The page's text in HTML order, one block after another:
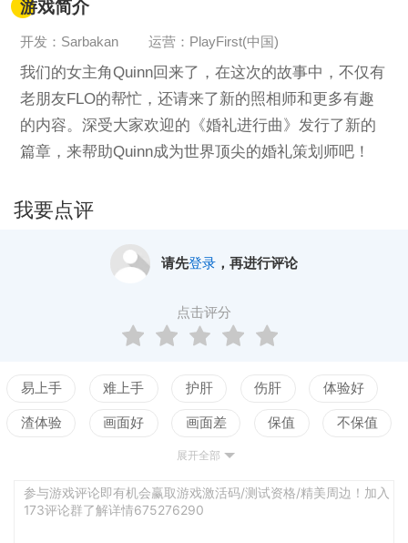
游戏简介
开发：Sarbakan 运营：PlayFirst(中国)
我们的女主角Quinn回来了，在这次的故事中，不仅有
老朋友FLO的帮忙，还请来了新的照相师和更多有趣
的内容。深受大家欢迎的《婚礼进行曲》发行了新的
篇章，来帮助Quinn成为世界顶尖的婚礼策划师吧！
我要点评
请先登录，再进行评论
点击评分
易上手 难上手 护肝 伤肝 体验好
渣体验 画面好 画面差 保值 不保值
测试
展开全部
参与游戏评论即有机会赢取游戏激活码/测试资格/精美周边！加入
173评论群了解详情675276290